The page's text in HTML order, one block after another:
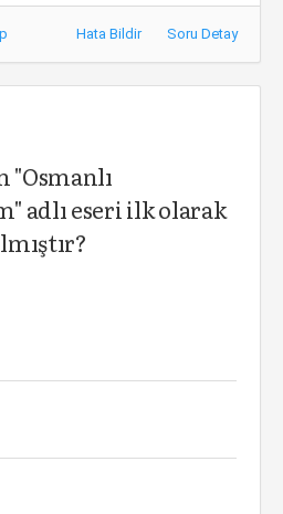
Hata Bildir Soru Detay
"Osmanlı
adlı eseri ilk olarak